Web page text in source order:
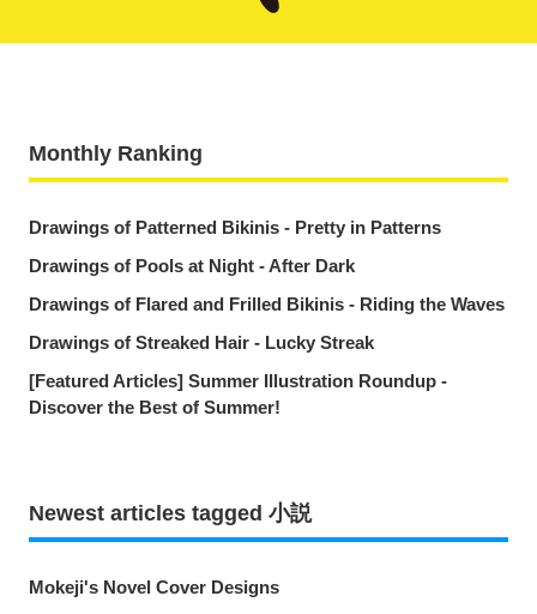
Monthly Ranking
Drawings of Patterned Bikinis - Pretty in Patterns
Drawings of Pools at Night - After Dark
Drawings of Flared and Frilled Bikinis - Riding the Waves
Drawings of Streaked Hair - Lucky Streak
[Featured Articles] Summer Illustration Roundup -
Discover the Best of Summer!
Newest articles tagged 小説
Mokeji's Novel Cover Designs